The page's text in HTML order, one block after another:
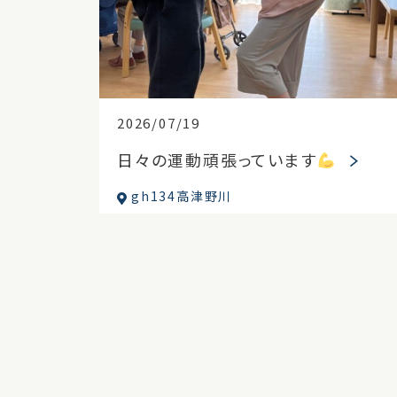
2026/07/19
日々の運動頑張っています
gh134高津野川